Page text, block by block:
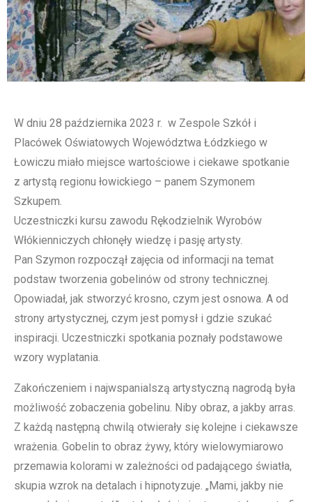
W dniu 28 października 2023 r. w Zespole Szkół i
Placówek Oświatowych Województwa Łódzkiego w
Łowiczu miało miejsce wartościowe i ciekawe spotkanie
z artystą regionu łowickiego – panem Szymonem
Szkupem.
Uczestniczki kursu zawodu Rękodzielnik Wyrobów
Włókienniczych chłonęły wiedzę i pasję artysty.
Pan Szymon rozpoczął zajęcia od informacji na temat
podstaw tworzenia gobelinów od strony technicznej.
Opowiadał, jak stworzyć krosno, czym jest osnowa. A od
strony artystycznej, czym jest pomysł i gdzie szukać
inspiracji. Uczestniczki spotkania poznały podstawowe
wzory wyplatania.
Zakończeniem i najwspanialszą artystyczną nagrodą była
możliwość zobaczenia gobelinu. Niby obraz, a jakby arras.
Z każdą następną chwilą otwierały się kolejne i ciekawsze
wrażenia. Gobelin to obraz żywy, który wielowymiarowo
przemawia kolorami w zależności od padającego światła,
skupia wzrok na detalach i hipnotyzuje. „Mami, jakby nie